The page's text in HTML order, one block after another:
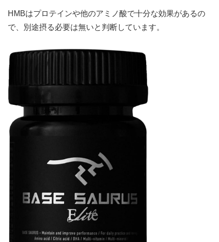
HMBはプロテインや他のアミノ酸で十分な効果があるの
で、別途摂る必要は無いと判断しています。